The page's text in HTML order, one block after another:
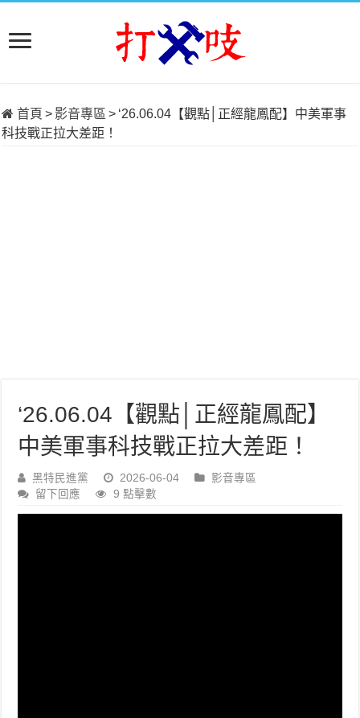
首頁 > 影音專區 > ‘26.06.04【觀點│正經龍鳳配】中美軍事
科技戰正拉大差距！
‘26.06.04【觀點│正經龍鳳配】
中美軍事科技戰正拉大差距！
黑特民進黨 2026-06-04
影音專區
留下回應
9 點擊數